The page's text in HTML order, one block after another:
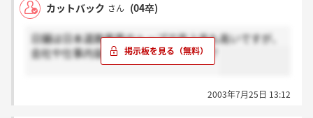
カットバック さん (04卒)
日鋪は日本道路業界のトップで売上高も高いですが、
会社や仕事内容はどーなのでしょうか？
2003年7月25日 13:12